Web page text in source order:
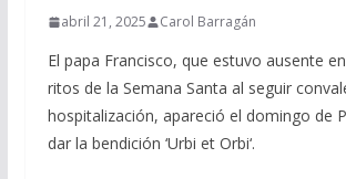
abril 21, 2025 Carol Barragán
El papa Francisco, que estuvo ausente
ritos de la Semana Santa al seguir
hospitalización, apareció el domingo de
dar la bendición ‘Urbi et Orbi‘.